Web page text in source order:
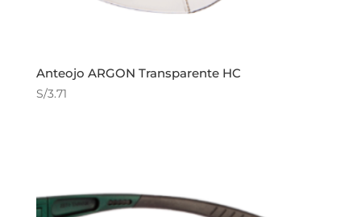
Anteojo ARGON Transparente HC
S/3.71